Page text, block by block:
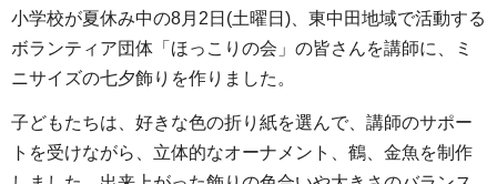
小学校が夏休み中の8月2日(土曜日)、東中田地域で活動する
ボランティア団体「ほっこりの会」の皆さんを講師に、ミ
ニサイズの七夕飾りを作りました。
子どもたちは、好きな色の折り紙を選んで、講師のサポー
トを受けながら、立体的なオーナメント、鶴、金魚を制作